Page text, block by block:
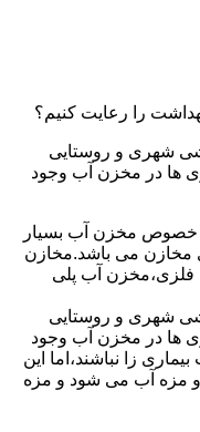
را رعایت کنیم؟
شهری و روستایی
ها در مخزن آب وجود
خصوص مخزن آب بسیار
مخازن می باشد.مخازن
فلزی،مخزن آب پلی
شهری و روستایی
ها در مخزن آب وجود
زا نباشند،اما این
مزه آب می شود و مزه